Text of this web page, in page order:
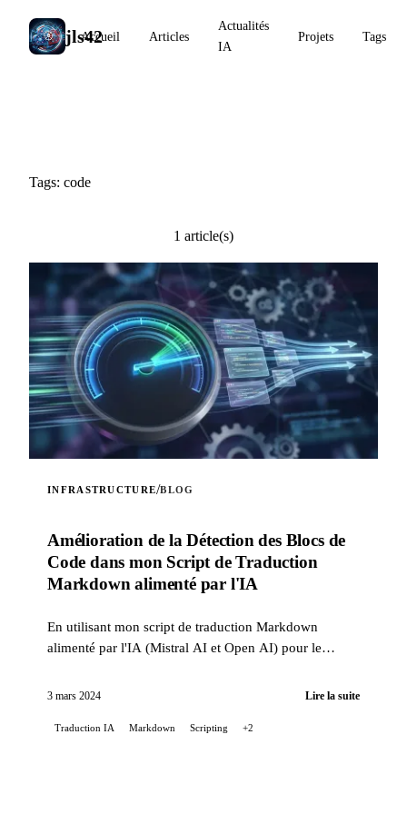
jls42
Accueil Articles
Actualités
IA
Projets Tags
Tags: code
1 article(s)
INFRASTRUCTURE/BLOG
Amélioration de la Détection des Blocs de
Code dans mon Script de Traduction
Markdown alimenté par l'IA
En utilisant mon script de traduction Markdown
alimenté par l'IA (Mistral AI et Open AI) pour le
j'ai renco...
3 mars 2024 Lire la suite
Traduction IA Markdown Scripting +2